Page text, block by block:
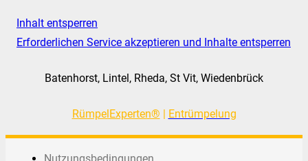
Inhalt entsperren
Erforderlichen Service akzeptieren und Inhalte entsperren
Batenhorst, Lintel, Rheda, St Vit, Wiedenbrück
RümpelExperten® Entrümpelung